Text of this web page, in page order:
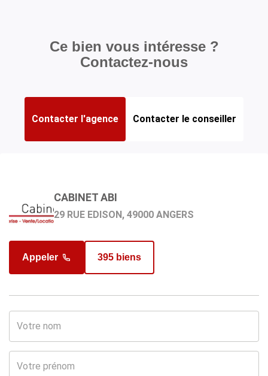
Ce bien vous intéresse ?
Contactez-nous
Contacter l'agence Contacter le conseiller
NIVELLE AMÉLIE
Agent commercial en charge du bien
Appeler 129 biens
CABINET ABI
29 RUE EDISON, 49000 ANGERS
Appeler 395 biens